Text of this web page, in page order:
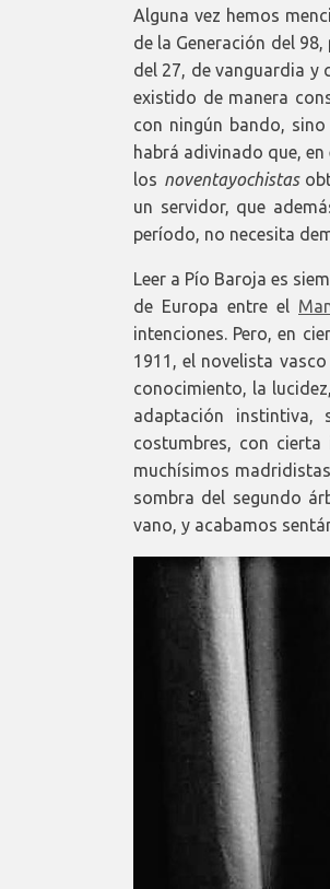
Alguna vez hemos
de la Generación del
del 27, de vanguardia y
existido de manera
con ningún bando,
habrá adivinado que,
los noventayochistas
un servidor, que
período, no necesita
Leer a Pío Baroja es
de Europa entre el
intenciones. Pero, en
1911, el novelista
conocimiento, la
adaptación
costumbres, con
muchísimos
sombra del segundo
vano, y acabamos